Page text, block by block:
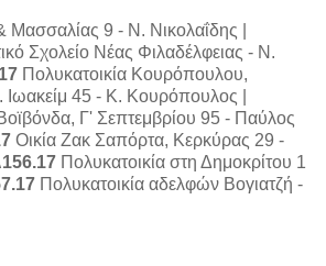
Μασσαλίας 9 - Ν. Νικολαΐδης |
Σχολείο Νέας Φιλαδέλφειας - Ν.
Πολυκατοικία Κουρόπουλου,
45 - Κ. Κουρόπουλος |
Γ' Σεπτεμβρίου 95 - Παύλος
Οικία Ζακ Σαπόρτα, Κερκύρας 29 -
Πολυκατοικία στη Δημοκρίτου 1
Πολυκατοικία αδελφών Βογιατζή -